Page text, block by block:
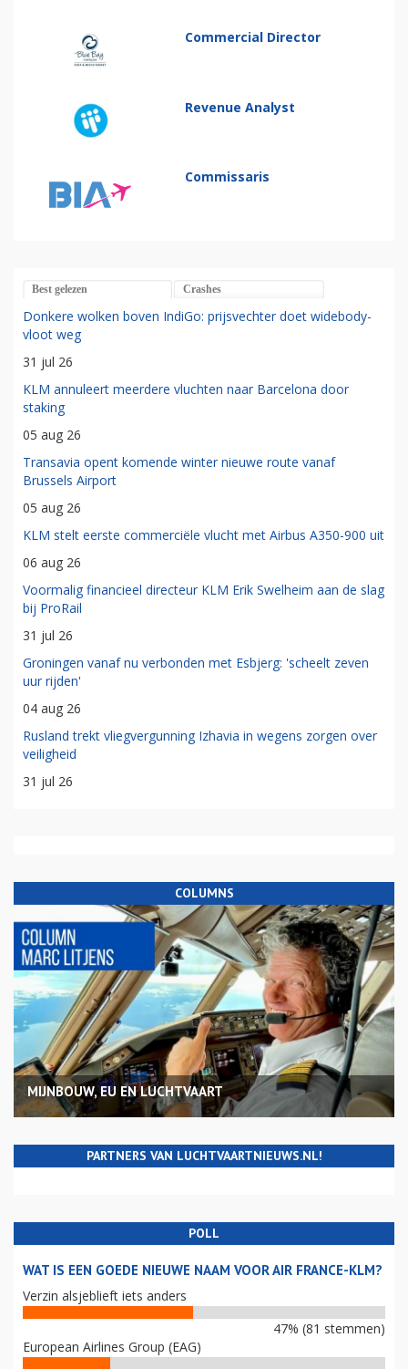
Commercial Director
Revenue Analyst
Commissaris
Best gelezen Crashes
Donkere wolken boven IndiGo: prijsvechter doet widebody-
vloot weg
31 jul 26
KLM annuleert meerdere vluchten naar Barcelona door
staking
05 aug 26
Transavia opent komende winter nieuwe route vanaf
Brussels Airport
05 aug 26
KLM stelt eerste commerciële vlucht met Airbus A350-900 uit
06 aug 26
Voormalig financieel directeur KLM Erik Swelheim aan de slag
bij ProRail
31 jul 26
Groningen vanaf nu verbonden met Esbjerg: 'scheelt zeven
uur rijden'
04 aug 26
Rusland trekt vliegvergunning Izhavia in wegens zorgen over
veiligheid
31 jul 26
COLUMNS
MIJNBOUW, EU EN LUCHTVAART
PARTNERS VAN LUCHTVAARTNIEUWS.NL!
POLL
WAT IS EEN GOEDE NIEUWE NAAM VOOR AIR FRANCE-KLM?
Verzin alsjeblieft iets anders
47% (81 stemmen)
European Airlines Group (EAG)